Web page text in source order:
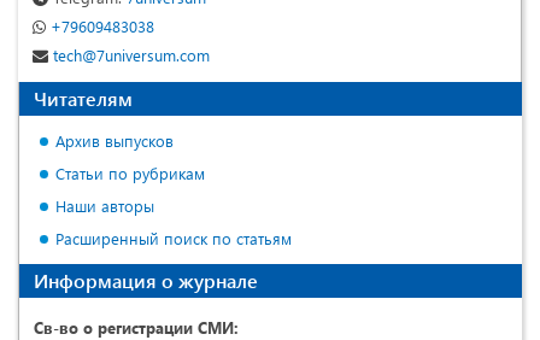
+79609483038
tech@7universum.com
Читателям
Архив выпусков
Статьи по рубрикам
Наши авторы
Расширенный поиск по статьям
Информация о журнале
Св-во о регистрации СМИ: